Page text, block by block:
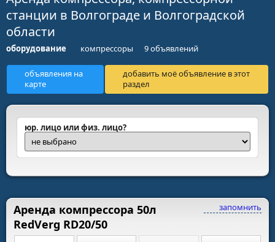
станции в Волгограде и Волгоградской
области
оборудование компрессоры 9 объявлений
объявления на
карте
добавить моё объявление в этот
раздел
юр. лицо или физ. лицо?
запомнить
Аренда компрессора 50л
RedVerg RD20/50